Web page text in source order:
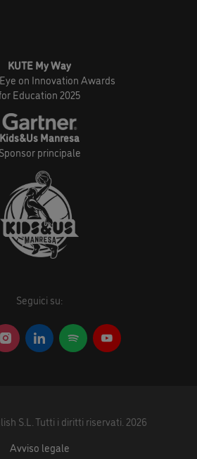
KUTE My Way
on Innovation Awards
Education 2025
Kids&Us Manresa
Sponsor principale
Seguici su:
S.L. Tutti i diritti riservati. 2026
Avviso legale